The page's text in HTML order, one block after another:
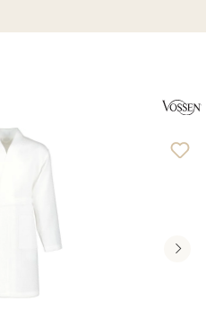
von 4.56 von 5 Sternen